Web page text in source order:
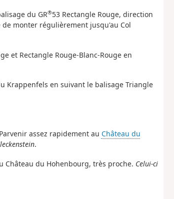
du GR®53 Rectangle Rouge, direction
monter régulièrement jusqu'au Col
et Rectangle Rouge-Blanc-Rouge en
Krappenfels en suivant le balisage Triangle
assez rapidement au Château du
.
Château du Hohenbourg, très proche. Celui-ci